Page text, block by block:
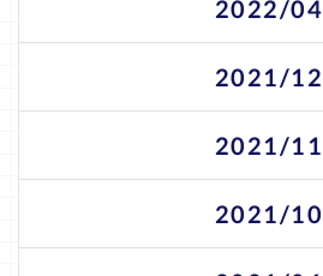
2022/04
2021/12
2021/11
2021/10